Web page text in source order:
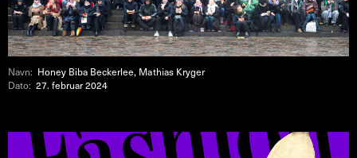
Navn: Honey Biba Beckerlee, Mathias Kryger
Dato:27. februar 2024